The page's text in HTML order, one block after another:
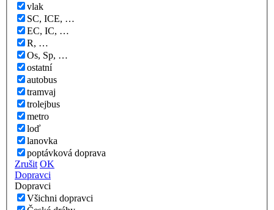
vlak
SC, ICE, …
EC, IC, …
R, …
Os, Sp, …
ostatní
autobus
tramvaj
trolejbus
metro
loď
lanovka
poptávková doprava
Zrušit OK
Dopravci
Dopravci
Všichni dopravci